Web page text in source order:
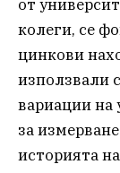
от
колеги, се
цинкови
използвали
вариации на
за
историята